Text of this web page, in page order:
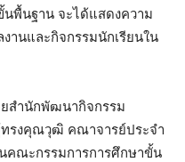
พื้นฐาน จะได้แสดงความ
านและกิจกรรมนักเรียนใน
สำนักพัฒนากิจกรรม
ทรงคุณวุฒิ คณาจารย์ประจำ
คณะกรรมการการศึกษาขั้น